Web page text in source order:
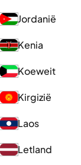
Jordanië
Kenia
Koeweit
Kirgizië
Laos
Letland